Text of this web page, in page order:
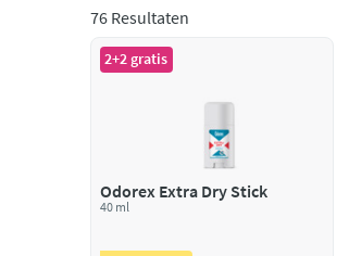
76 Resultaten
2+2 gratis
Odorex Extra Dry Stick
40 ml